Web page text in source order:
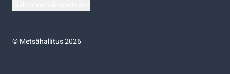
©Metsähallitus 2026